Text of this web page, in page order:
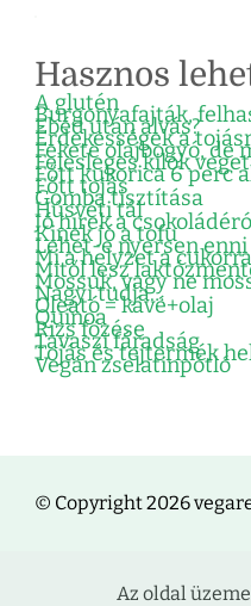
Hasznos
A glutén
Burgonyafajták,
Ebéd után alvás?
Érdekességek a
Fekete olajbogyó, de
Felesleges kilók
Főtt kukorica 6 perc
Főtt tojás
Gomba tisztítása
Húsvéti tál
Jó hírek a
Kinek jó a tofu
Lehet-e nyersen enni
Mi a helyzet a
Mitől lesz
Mossuk, vagy ne
Nagyi tudja…
Oleátó = kávé+olaj
Quinoa
Rizs főzése
Tavaszi fáradság
Tojás és tejtermék
Vegán zselatinpótló
© Copyright 2026
Az oldal